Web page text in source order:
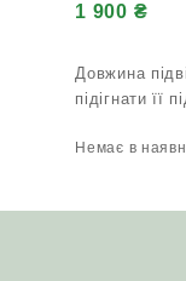
1 900 ₴
Довжина
підігнати її
Немає в